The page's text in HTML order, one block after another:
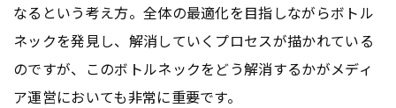
なるという考え方。全体の最適化を目指しながらボトル
ネックを発見し、解消していくプロセスが描かれている
のですが、このボトルネックをどう解消するかがメディ
ア運営においても非常に重要です。